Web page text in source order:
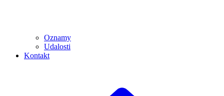
Oznamy
Udalosti
Kontakt